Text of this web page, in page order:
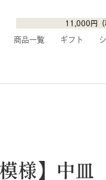
11,000円（
商品一覧 ギフト
模様】中